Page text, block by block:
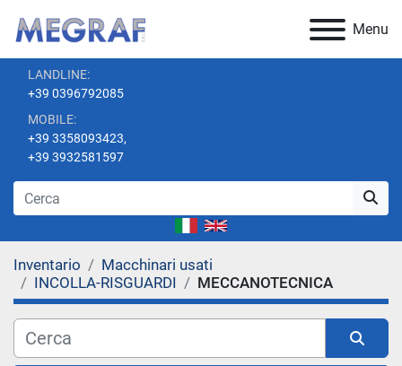
Menu
LANDLINE:
+39 0396792085
MOBILE:
+39 3358093423,
+39 3932581597
Inventario
Macchinari usati
INCOLLA-RISGUARDI
MECCANOTECNICA